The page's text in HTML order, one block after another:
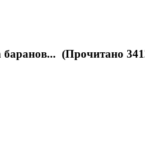
(Прочитано